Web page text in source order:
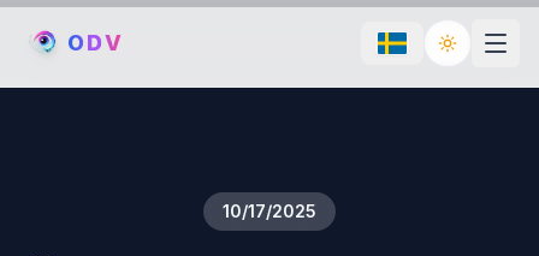
ODV Toggle
10/17/2025